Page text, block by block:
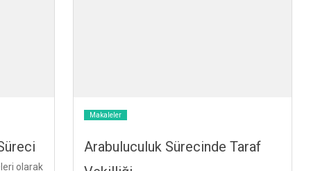
olarak
Makaleler
Arabuluculuk Sürecinde Taraf